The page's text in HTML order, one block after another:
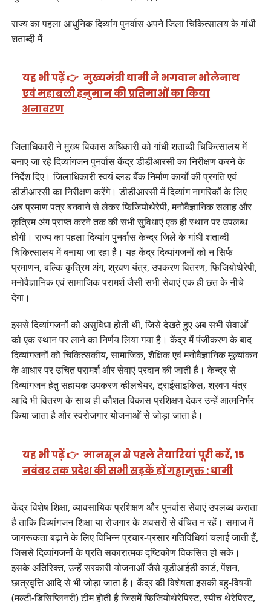
राज्य का पहला आधुनिक दिव्यांग पुनर्वास अपने जिला चिकित्सालय के गांधी
शताब्दी में
यह भी पढ़ें 👉 मुख्यमंत्री धामी ने भगवान भोलेनाथ
एवं महाबली हनुमान की प्रतिमाओं का किया
अनावरण
जिलाधिकारी ने मुख्य विकास अधिकारी को गांधी शताब्दी चिकित्सालय में
बनाए जा रहे दिव्यांगजन पुनर्वास केंद्र डीडीआरसी का निरीक्षण करने के
निर्देश दिए। जिलाधिकारी स्वयं ब्लड बैंक निर्माण कार्यों की प्रगति एवं
डीडीआरसी का निरीक्षण करेंगे। डीडीआरसी में दिव्यांग नागरिकों के लिए
अब प्रमाण पत्र बनवाने से लेकर फिजियोथेरेपी, मनोवैज्ञानिक सलाह और
कृत्रिम अंग प्राप्त करने तक की सभी सुविधाएं एक ही स्थान पर उपलब्ध
होंगी। राज्य का पहला दिव्यांग पुनर्वास केन्द्र जिले के गांधी शताब्दी
चिकित्सालय में बनाया जा रहा है। यह केंद्र दिव्यांगजनों को न सिर्फ
प्रमाणन, बल्कि कृत्रिम अंग, श्रवण यंत्र, उपकरण वितरण, फिजियोथेरेपी,
मनोवैज्ञानिक एवं सामाजिक परामर्श जैसी सभी सेवाएं एक ही छत के नीचे
देगा।
इससे दिव्यांगजनों को असुविधा होती थी, जिसे देखते हुए अब सभी सेवाओं
को एक स्थान पर लाने का निर्णय लिया गया है। केंद्र में पंजीकरण के बाद
दिव्यांगजनों को चिकित्सकीय, सामाजिक, शैक्षिक एवं मनोवैज्ञानिक मूल्यांकन
के आधार पर उचित परामर्श और सेवाएं प्रदान की जाती हैं। केन्द्र से
दिव्यांगजन हेतु सहायक उपकरण व्हीलचेयर, ट्राईसाइकिल, श्रवण यंत्र
आदि भी वितरण के साथ ही कौशल विकास प्रशिक्षण देकर उन्हें आत्मनिर्भर
किया जाता है और स्वरोजगार योजनाओं से जोड़ा जाता है।
यह भी पढ़ें 👉 मानसून से पहले तैयारियां पूरी करें, 15
नवंबर तक प्रदेश की सभी सड़कें हों गड्ढामुक्त : धामी
केंद्र विशेष शिक्षा, व्यावसायिक प्रशिक्षण और पुनर्वास सेवाएं उपलब्ध कराता
है ताकि दिव्यांगजन शिक्षा या रोजगार के अवसरों से वंचित न रहें। समाज में
जागरूकता बढ़ाने के लिए विभिन्न प्रचार-प्रसार गतिविधियां चलाई जाती हैं,
जिससे दिव्यांगजनों के प्रति सकारात्मक दृष्टिकोण विकसित हो सके।
इसके अतिरिक्त, उन्हें सरकारी योजनाओं जैसे यूडीआईडी कार्ड, पेंशन,
छात्रवृत्ति आदि से भी जोड़ा जाता है। केंद्र की विशेषता इसकी बहु-विषयी
(मल्टी-डिसिप्लिनरी) टीम होती है जिसमें फिजियोथेरेपिस्ट, स्पीच थेरेपिस्ट,